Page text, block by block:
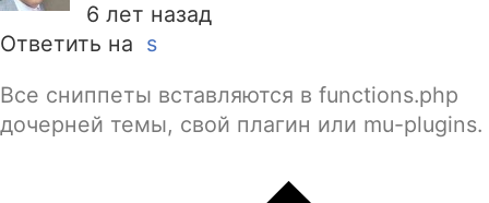
6 лет назад
Ответить на s
Все сниппеты вставляются в functions.php
дочерней темы, свой плагин или mu-plugins.